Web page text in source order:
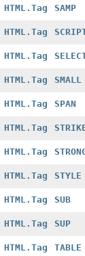
HTML.Tag SAMP
HTML.Tag
HTML.Tag
HTML.Tag SMALL
HTML.Tag SPAN
HTML.Tag
HTML.Tag
HTML.Tag STYLE
HTML.Tag SUB
HTML.Tag SUP
HTML.Tag TABLE